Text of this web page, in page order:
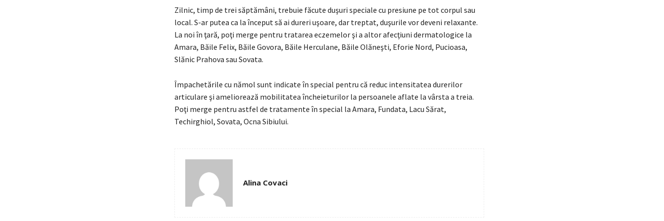
Zilnic, timp de trei săptămâni, trebuie făcute duşuri speciale cu presiune pe tot corpul sau
local. S-ar putea ca la început să ai dureri uşoare, dar treptat, duşurile vor deveni relaxante.
La noi în ţară, poţi merge pentru tratarea eczemelor şi a altor afecţiuni dermatologice la
Amara, Băile Felix, Băile Govora, Băile Herculane, Băile Olăneşti, Eforie Nord, Pucioasa,
Slănic Prahova sau Sovata.
Împachetările cu nămol sunt indicate în special pentru că reduc intensitatea durerilor
articulare şi ameliorează mobilitatea încheieturilor la persoanele aflate la vârsta a treia.
Poţi merge pentru astfel de tratamente în special la Amara, Fundata, Lacu Sărat,
Techirghiol, Sovata, Ocna Sibiului.
Alina Covaci